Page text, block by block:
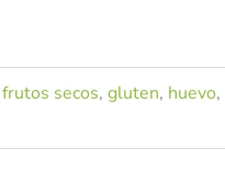
frutos secos, gluten, huevo,